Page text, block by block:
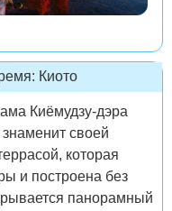
Киото
Киёмудзу-дэра
своей
которая
и построена без
панорамный